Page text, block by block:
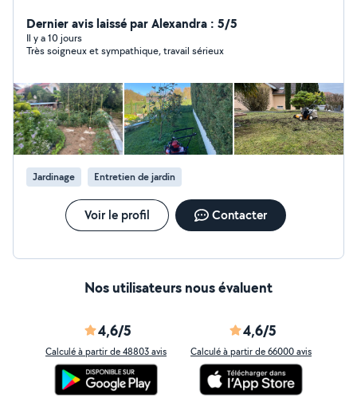
comprendre le fonctionnement du sols et des plantes.
J'ai donc de bonnes notions dans le végétal.
Dernier avis laissé par Alexandra : 5/5
Il y a 10 jours
Très soigneux et sympathique, travail sérieux
Jardinage Entretien de jardin
Voir le profil Contacter
Nos utilisateurs nous évaluent
4,6/5
Calculé à partir de 48803 avis
4,6/5
Calculé à partir de 66000 avis